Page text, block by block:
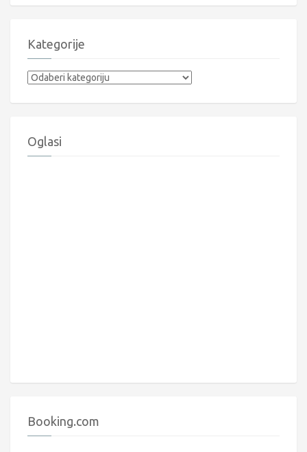
Kategorije
Kategorije
Oglasi
Booking.com